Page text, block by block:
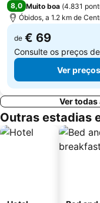
Porto Novo Beach
Castelo de Óbidos
8,0 Muito boa (4.831
Óbidos, a 1.2 km de
de € 69
Consulte os preços de
Ver preços
Ver todas
Outras estadias